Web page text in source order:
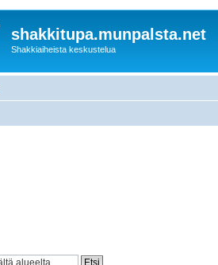
shakkitupa.munpalsta.net
Shakkiaiheista keskustelua